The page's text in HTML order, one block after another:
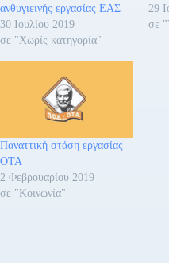
ανθυγιεινής εργασίας ΕΑΣ
30 Ιουλίου 2019
σε "Χωρίς κατηγορία"
29
σε
Παναττική στάση εργασίας
ΟΤΑ
2 Φεβρουαρίου 2019
σε "Κοινωνία"